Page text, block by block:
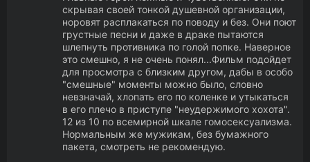
скрывая своей тонкой душевной организации,
норовят расплакаться по поводу и без. Они поют
грустные песни и даже в драке пытаются
шлепнуть противника по голой попке. Наверное
это смешно, я не очень понял...Фильм подойдет
для просмотра с близким другом, дабы в особо
"смешные" моменты можно было, словно
невзначай, хлопать его по коленке и утыкаться
в его плечо в приступе "неудержимого хохота".
12 из 10 по всемирной шкале гомосексуализма.
Нормальным же мужикам, без бумажного
пакета, смотреть не рекомендую.